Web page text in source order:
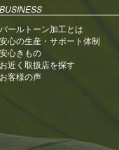
BUSINESS
パールトーン加工とは
安心の生産・サポート体制
安心きもの
お近く取扱店を探す
お客様の声